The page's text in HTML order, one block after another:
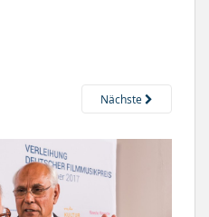
Nächste